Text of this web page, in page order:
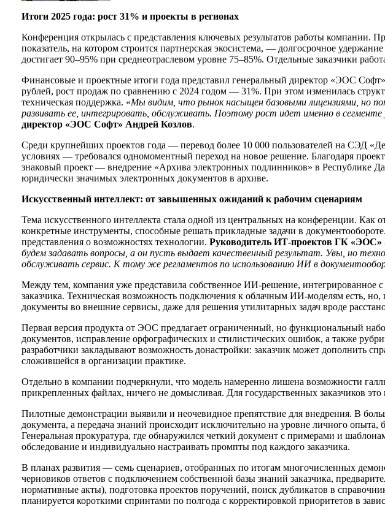
Итоги 2025 года: рост 31% и проекты в регионах
Конференция открылась с представления ключевых результатов работы компании.
показатель, на котором строится партнерская экосистема, — долгосрочное
достигает 90–95% при среднеотраслевом уровне 75–85%. Отдельные заказчики
Финансовые и проектные итоги года представил генеральный директор «ЭОС
рублей, рост продаж по сравнению с 2024 годом — 31%. При этом изменилась
техническая поддержка. «Мы видим, что рынок насыщен базовыми лицензиями, но
развивать ее, интегрировать, обслуживать. Поэтому рост идет именно в сегменте
директор «ЭОС Софт» Андрей Козлов.
Среди крупнейших проектов года — перевод более 10 000 пользователей на СЭД
условиях — требовался одномоментный переход на новое решение. Благодаря
знаковый проект — внедрение «Архива электронных подлинников» в Республике
юридически значимых электронных документов в архиве.
Искусственный интеллект: от завышенных ожиданий к рабочим сценариям
Тема искусственного интеллекта стала одной из центральных на конференции.
конкретные инструменты, способные решать прикладные задачи в
представления о возможностях технологии. Руководитель ИТ-проектов ГК «ЭОС»
будем задавать вопросы, а он пусть выдает качественный результат. Увы, но
обслуживать сервис. К тому же регламентов по использованию ИИ в
Между тем, компания уже представила собственное ИИ-решение,
заказчика. Техническая возможность подключения к облачным ИИ-моделям есть,
документы во внешние сервисы, даже для решения утилитарных задач вроде
Первая версия продукта от ЭОС предлагает ограниченный, но функциональный
документов, исправление орфографических и стилистических ошибок, а также
разработчики закладывают возможность донастройки: заказчик может дополнить
сложившейся в организации практике.
Отдельно в компании подчеркнули, что модель намеренно лишена возможности
прикрепленных файлах, ничего не домысливая. Для государственных заказчиков
Пилотные демонстрации выявили и неочевидное препятствие для внедрения. В
документа, а передача знаний происходит исключительно на уровне личного
Генеральная прокуратура, где обнаружился четкий документ с примерами и
обследование и индивидуально настраивать промпты под каждого заказчика.
В планах развития — семь сценариев, отобранных по итогам многочисленных
черновиков ответов с подключением собственной базы знаний заказчика,
нормативные акты), подготовка проектов поручений, поиск дубликатов в
планируется короткими спринтами по полгода с корректировкой приоритетов в